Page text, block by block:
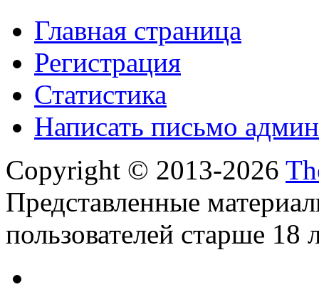
Главная страница
Регистрация
Статистика
Написать письмо
Copyright © 2013-2026
Представленные
пользователей старше 18